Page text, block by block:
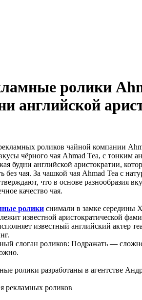
ролики
английской
роликов чайной компании
чёрного чая Ahmad Tea, с тонким
будни английской аристократии,
без чая. За чашкой чая Ahmad Tea с
что в основе разнообразия
качество чая.
ролики снимали в замке середины
известной аристократической
известный английский актер
слоган роликов: Подражать —
ролики разработаны в агентстве